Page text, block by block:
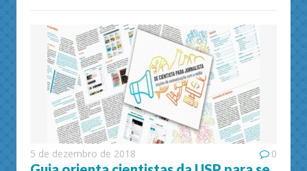
5 de dezembro de 2018 0